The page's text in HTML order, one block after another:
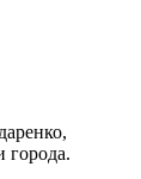
города.